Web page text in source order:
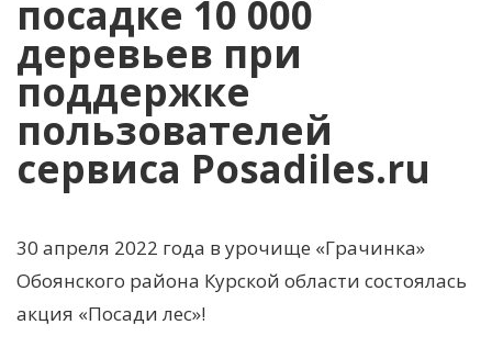
посадке 10 000
деревьев при
поддержке
пользователей
сервиса Posadiles.ru
30 апреля 2022 года в урочище «Грачинка»
Обоянского района Курской области состоялась
акция «Посади лес»!